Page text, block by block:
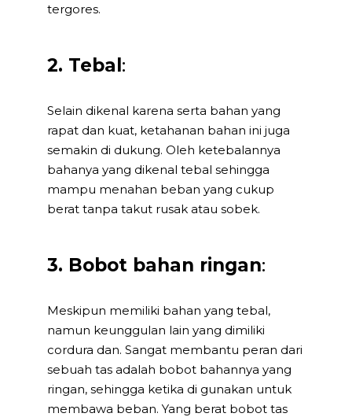
tergores.
2. Tebal:
Selain dikenal karena serta bahan yang
rapat dan kuat, ketahanan bahan ini juga
semakin di dukung. Oleh ketebalannya
bahanya yang dikenal tebal sehingga
mampu menahan beban yang cukup
berat tanpa takut rusak atau sobek.
3. Bobot bahan ringan:
Meskipun memiliki bahan yang tebal,
namun keunggulan lain yang dimiliki
cordura dan. Sangat membantu peran dari
sebuah tas adalah bobot bahannya yang
ringan, sehingga ketika di gunakan untuk
membawa beban. Yang berat bobot tas